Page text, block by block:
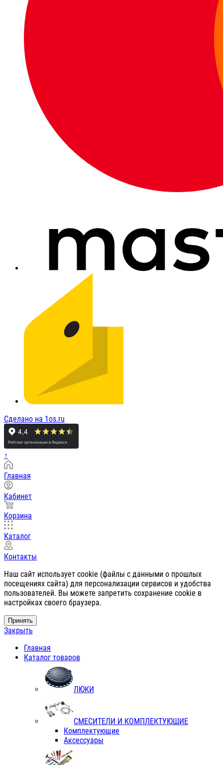
Сделано на 1os.ru
↑
Главная
Кабинет
Корзина
Каталог
Контакты
Наш сайт использует cookie (файлы с данными о прошлых
посещениях сайта) для персонализации сервисов и удобства
пользователей. Вы можете запретить сохранение cookie в
настройках своего браузера.
Принять
Закрыть
Главная
Каталог товаров
ЛЮКИ
СМЕСИТЕЛИ И КОМПЛЕКТУЮЩИЕ
Комплектующие
Аксессуары